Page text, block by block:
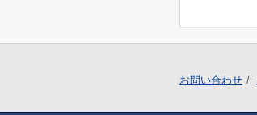
お問い合わせ